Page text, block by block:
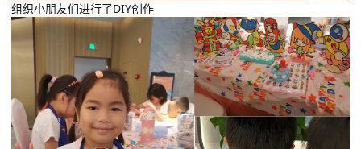
组织小朋友们进行了DIY创作